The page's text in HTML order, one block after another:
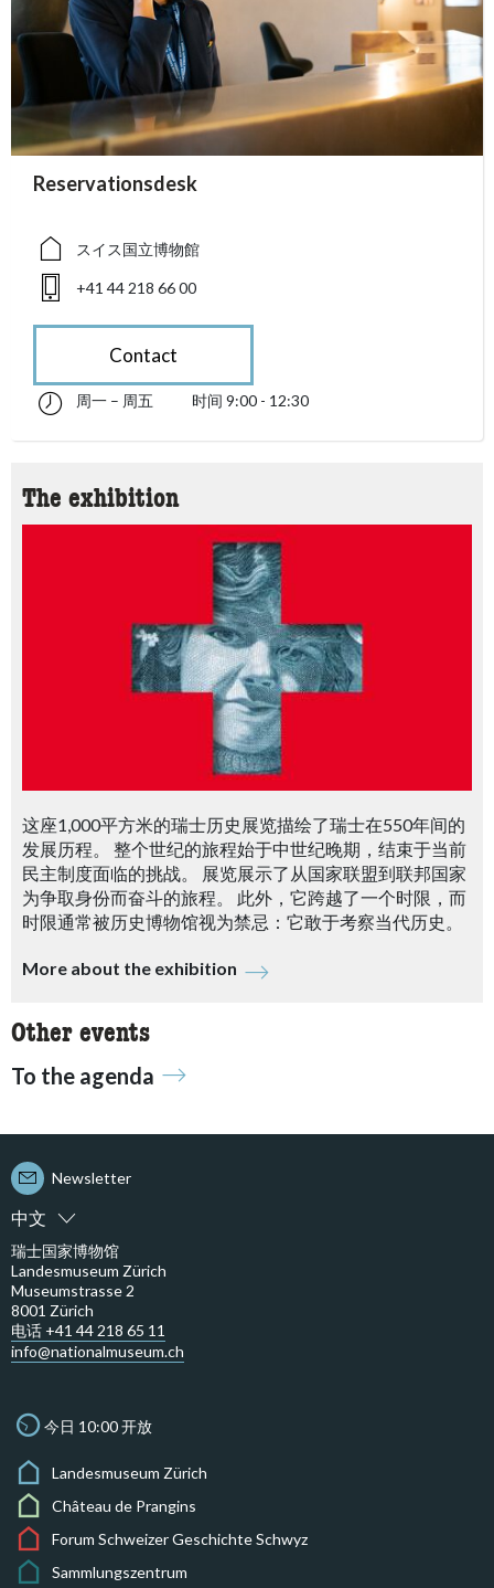
accessibility.sr-only.person_card_info
Reservationsdesk
accessibility.sr-only.museum
スイス国立博物館
accessibility.sr-only.phone
+41 44 218 66 00
Contact
accessibility.sr-only.opening_hours
星期一 till 星期五 09:00 - 12:30
周一 – 周五 时间 9:00 - 12:30
The exhibition
这座1,000平方米的瑞士历史展览描绘了瑞士在550年间的
发展历程。 整个世纪的旅程始于中世纪晚期，结束于当前
民主制度面临的挑战。 展览展示了从国家联盟到联邦国家
为争取身份而奋斗的旅程。 此外，它跨越了一个时限，而
时限通常被历史博物馆视为禁忌：它敢于考察当代历史。
More about the exhibition
Other events
To the agenda
中文
Newsletter
瑞士国家博物馆
Landesmuseum Zürich
Museumstrasse 2
8001 Zürich
电话 +41 44 218 65 11
info@nationalmuseum.ch
今日 10:00 开放
Landesmuseum Zürich
Château de Prangins
Forum Schweizer Geschichte Schwyz
Sammlungszentrum